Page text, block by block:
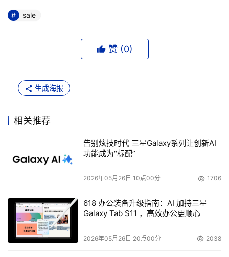
sale
赞 (0)
生成海报
相关推荐
告别炫技时代 三星Galaxy系列让创新AI
功能成为“标配”
2026年05月26日 10点00分 1706
618 办公装备升级指南：AI 加持三星
Galaxy Tab S11 ，高效办公更顺心
2026年05月26日 20点00分 2038